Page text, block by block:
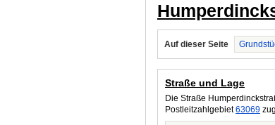
Auf dieser Seite
Straße und Lage
Die Straße
Postleitzahlgebiet63069